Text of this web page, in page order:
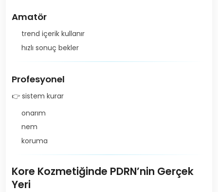
Amatör
trend içerik kullanır
hızlı sonuç bekler
Profesyonel
👉 sistem kurar
onarım
nem
koruma
Kore Kozmetiğinde PDRN’nin Gerçek
Yeri